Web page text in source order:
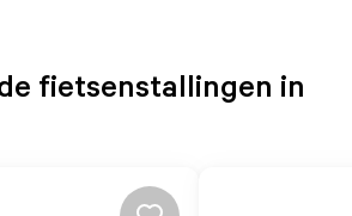
fietsenstallingen in